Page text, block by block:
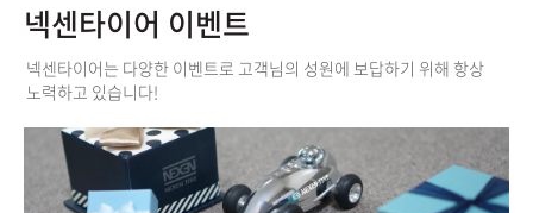
NEWS &
넥센타이어 이벤트
넥센타이어는 다양한 이벤트로 고객님의 성원에 보답하기 위해 항상
노력하고 있습니다!